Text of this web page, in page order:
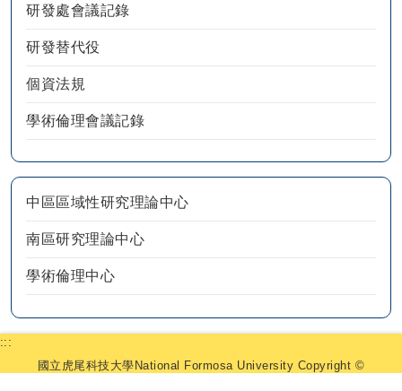
研發處會議記錄
研發替代役
個資法規
學術倫理會議記錄
中區區域性研究理論中心
南區研究理論中心
學術倫理中心
:::
國立虎尾科技大學National Formosa University Copyright ©